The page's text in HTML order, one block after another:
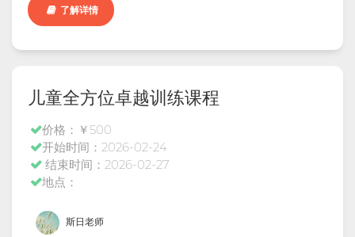
了解详情
儿童全方位卓越训练课程
价格：￥500
开始时间：2026-02-24
结束时间：2026-02-27
地点：
斯日老师